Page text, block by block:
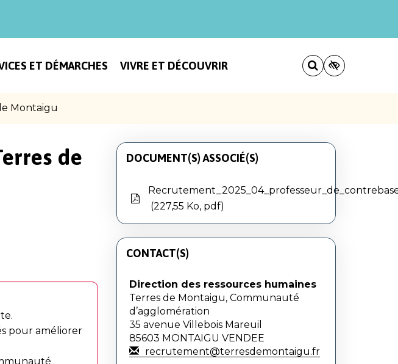
ET DÉMARCHES VIVRE ET DÉCOUVRIR
Montaigu
de
pour améliorer
DOCUMENT(S) ASSOCIÉ(S)
227,55 Ko, pdf
CONTACT(S)
Direction des ressources humaines
Terres de Montaigu, Communauté
d’agglomération
35 avenue Villebois Mareuil
85603 MONTAIGU VENDEE
recrutement@terresdemontaigu.fr